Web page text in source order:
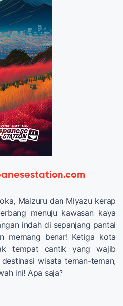
Maizuru dan Miyazu kerap
menuju kawasan kaya
indah di sepanjang pantai
memang benar! Ketiga kota
tempat cantik yang wajib
wisata teman-teman,
ini! Apa saja?